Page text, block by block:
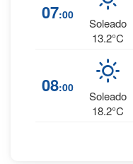
07:00
Soleado
13.2°C
08:00
Soleado
18.2°C